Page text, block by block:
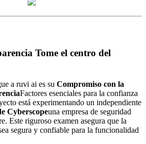
Tome el centro del
a ruvi ai es su Compromiso con la
Factores esenciales para la confianza
está experimentando un independiente
Cyberscopeuna empresa de seguridad
Este riguroso examen asegura que la
segura y confiable para la funcionalidad